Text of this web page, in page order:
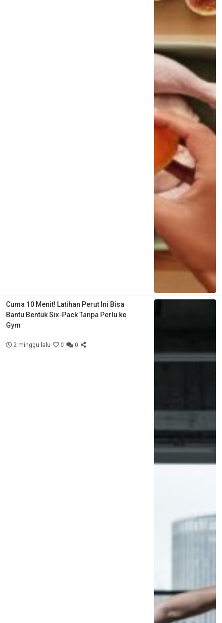
Cuma 10 Menit! Latihan Perut Ini Bisa
Bantu Bentuk Six-Pack Tanpa Perlu ke
Gym
2 minggu lalu 0 0